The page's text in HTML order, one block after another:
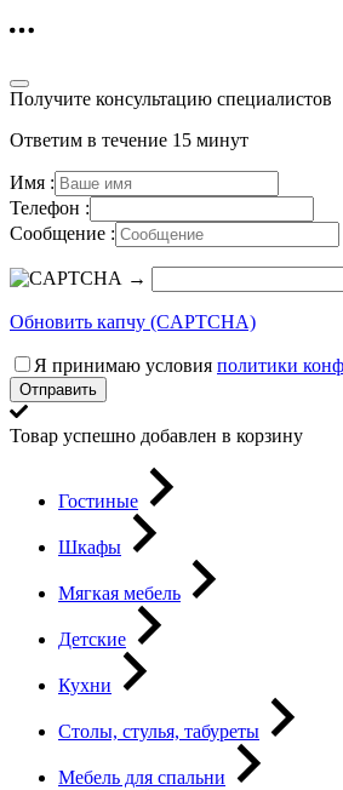
Получите консультацию специалистов
Ответим в течение 15 минут
Имя :
Телефон :
Сообщение :
→
Обновить капчу (CAPTCHA)
Я принимаю условия политики
Отправить
Товар успешно добавлен в корзину
Гостиные
Шкафы
Мягкая мебель
Детские
Кухни
Столы, стулья, табуреты
Мебель для спальни